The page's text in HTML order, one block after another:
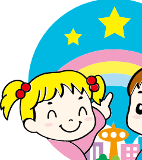
医院紹介
アレルギー科
予防接種
病児・病後児保育室
診療時間・アクセス
求人情報